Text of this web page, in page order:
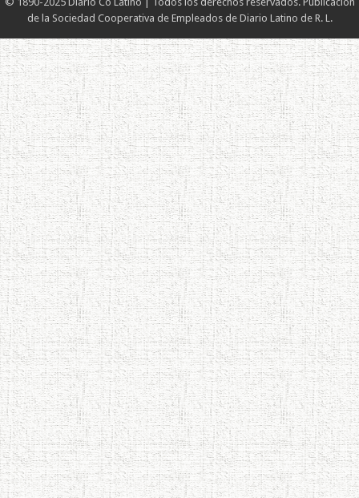
de la Sociedad Cooperativa de Empleados de Diario Latino de R. L.